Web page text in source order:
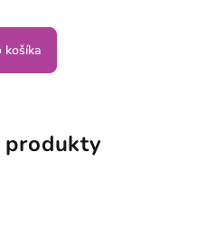
košíka
produkty